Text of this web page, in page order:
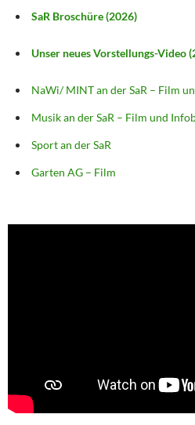
SaR Broschüre (2026)
Unser neues Vorstellungs-Video
NaWi/ MINT an der SaR – Film
Musik an der SaR – Film und
Sport an der SaR
Garten AG – Film